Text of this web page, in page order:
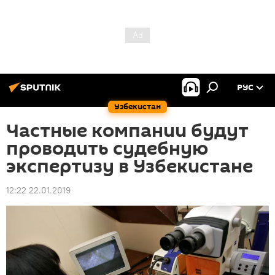
Узбекистан
РУС
Частные компании будут
проводить судебную
экспертизу в Узбекистане
12:22 22.01.2019